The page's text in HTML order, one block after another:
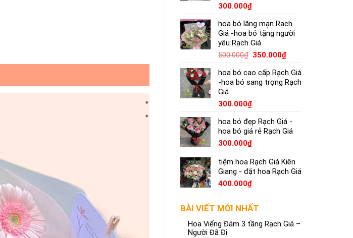
300.000₫
hoa bó lãng mạn Rạch
Giá -hoa bó tặng người
yêu Rạch Giá
500.000₫ 350.000₫
hoa bó cao cấp Rạch Giá
-hoa bó sang trọng Rạch
Giá
300.000₫
hoa bó đẹp Rạch Giá -
hoa bó giá rẻ Rạch Giá
300.000₫
tiệm hoa Rạch Giá Kiên
Giang - đặt hoa Rạch Giá
400.000₫
BÀI VIẾT MỚI NHẤT
Hoa Viếng Đám 3 tầng Rạch Giá –
Người Đã Đi